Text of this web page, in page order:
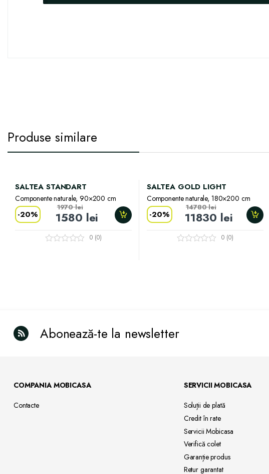
Produse similare
SALTEA STANDART
Componente naturale, 90×200 cm
-20% 1580 lei
1970lei
0 (0)
SALTEA GOLD LIGHT
Componente naturale, 180×200 cm
-20% 11830 lei
14780lei
0 (0)
Abonează-te la newsletter
COMPANIA MOBICASA
Contacte
SERVICII MOBICASA
Soluții de plată
Creditîn rate
Servicii Mobicasa
Verifică colet
Garanțieprodus
Retur garantat